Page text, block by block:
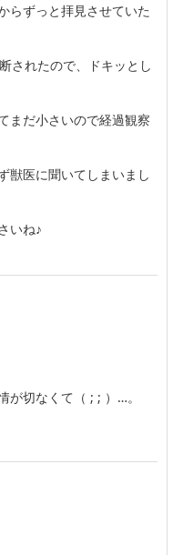
らずっと拝見させていた
されたので、ドキッとし
まだ小さいので経過観察
獣医に聞いてしまいまし
いね♪
が切なくて（ ; ; ）…。